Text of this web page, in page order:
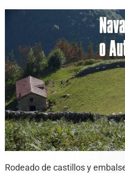
Rodeado de castillos y